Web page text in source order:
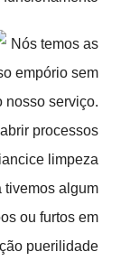
Nós temos as
empório sem
nosso serviço.
processos
limpeza
tivemos algum
ou furtos em
puerilidade